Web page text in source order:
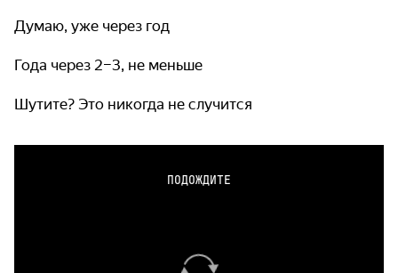
Думаю, уже через год
Года через 2–3, не меньше
Шутите? Это никогда не случится
ПОДОЖДИТЕ